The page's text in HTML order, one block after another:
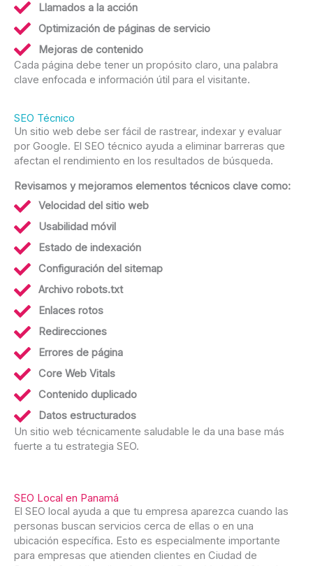
Llamados a la acción
Optimización de páginas de servicio
Mejoras de contenido
Cada página debe tener un propósito claro, una palabra
clave enfocada e información útil para el visitante.
SEO Técnico
Un sitio web debe ser fácil de rastrear, indexar y evaluar
por Google. El SEO técnico ayuda a eliminar barreras que
afectan el rendimiento en los resultados de búsqueda.
Revisamos y mejoramos elementos técnicos clave como:
Velocidad del sitio web
Usabilidad móvil
Estado de indexación
Configuración del sitemap
Archivo robots.txt
Enlaces rotos
Redirecciones
Errores de página
Core Web Vitals
Contenido duplicado
Datos estructurados
Un sitio web técnicamente saludable le da una base más
fuerte a tu estrategia SEO.
SEO Local en Panamá
El SEO local ayuda a que tu empresa aparezca cuando las
personas buscan servicios cerca de ellas o en una
ubicación específica. Esto es especialmente importante
para empresas que atienden clientes en Ciudad de